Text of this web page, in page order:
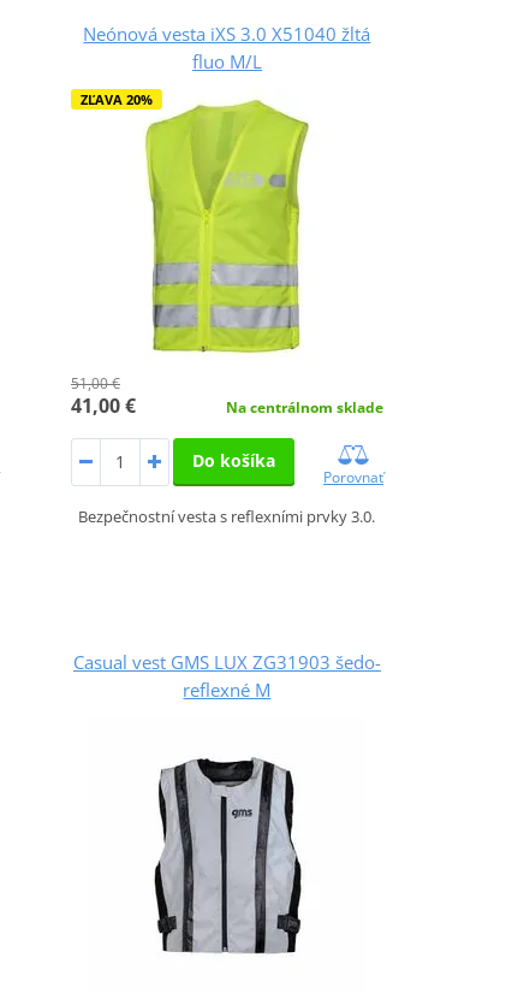
Neónová vesta iXS 3.0 X51040 žltá
fluo M/L
ZĽAVA 20%
51,00 €
41,00 € Na centrálnom sklade
Do košíka
Porovnať
Bezpečnostní vesta s reflexními prvky 3.0.
Casual vest GMS LUX ZG31903 šedo-
reflexné M